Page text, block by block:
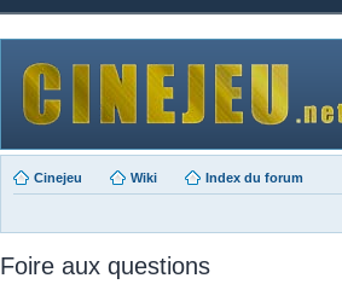
Cinejeu Wiki Index du forum
Foire aux questions